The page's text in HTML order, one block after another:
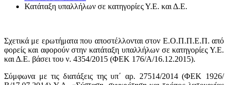
Κατάταξη υπαλλήλων σε κατηγορίες Υ.Ε. και Δ.Ε.
Σχετικά με ερωτήματα που αποστέλλονται στον Ε.Ο.Π.Π.Ε.Π. από
φορείς και αφορούν στην κατάταξη υπαλλήλων σε κατηγορίες Υ.Ε.
και Δ.Ε. βάσει του ν. 4354/2015 (ΦΕΚ 176/Α/16.12.2015).
Σύμφωνα με τις διατάξεις της υπ΄ αρ. 27514/2014 (ΦΕΚ 1926/